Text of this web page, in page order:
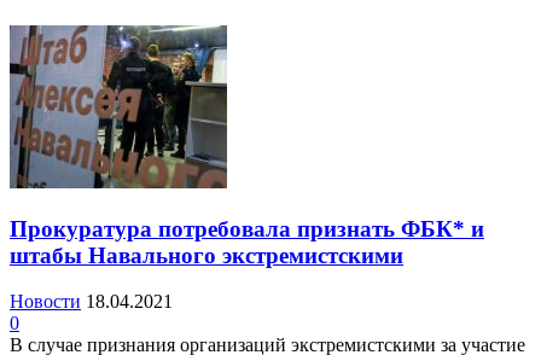
Прокуратура потребовала признать ФБК* и
штабы Навального экстремистскими
Новости 18.04.2021
0
В случае признания организаций экстремистскими за участие